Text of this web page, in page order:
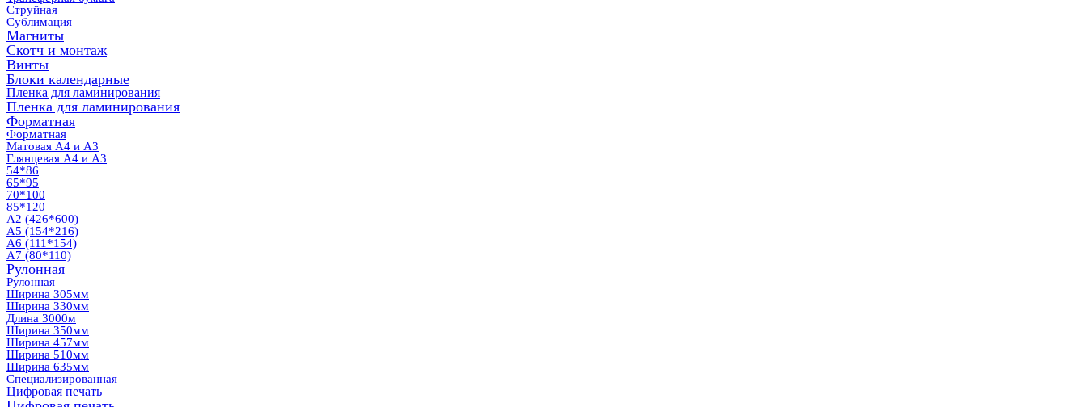
Струйная
Сублимация
Магниты
Скотч и монтаж
Винты
Блоки календарные
Пленка для ламинирования
Пленка для ламинирования
Форматная
Форматная
Матовая А4 и А3
Глянцевая А4 и А3
54*86
65*95
70*100
85*120
А2 (426*600)
А5 (154*216)
А6 (111*154)
А7 (80*110)
Рулонная
Рулонная
Ширина 305мм
Ширина 330мм
Длина 3000м
Ширина 350мм
Ширина 457мм
Ширина 510мм
Ширина 635мм
Специализированная
Цифровая печать